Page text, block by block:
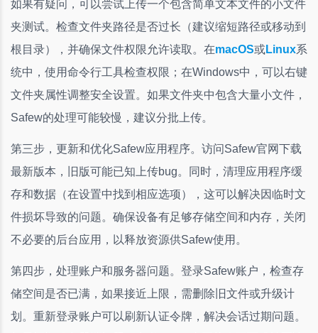
如果有疑问，可以尝试上传一个包含简单文本文件的小文件
夹测试。检查文件夹路径是否过长（建议缩短路径或移动到
根目录），并确保文件权限允许读取。在macOS或Linux系
统中，使用命令行工具检查权限；在Windows中，可以右键
文件夹属性调整安全设置。如果文件夹中包含大量小文件，
Safew的处理可能较慢，建议分批上传。
第三步，更新和优化Safew应用程序。访问Safew官网下载
最新版本，旧版可能已知上传bug。同时，清理应用程序缓
存和数据（在设置中找到相应选项），这可以解决因临时文
件损坏导致的问题。确保设备有足够存储空间和内存，关闭
不必要的后台应用，以释放资源供Safew使用。
第四步，处理账户和服务器问题。登录Safew账户，检查存
储空间是否已满，如果接近上限，需删除旧文件或升级计
划。重新登录账户可以刷新认证令牌，解决会话过期问题。